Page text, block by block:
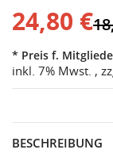
24,80 €
* Preis f.
inkl. 7% Mwst. ,
BESCHREIBUNG